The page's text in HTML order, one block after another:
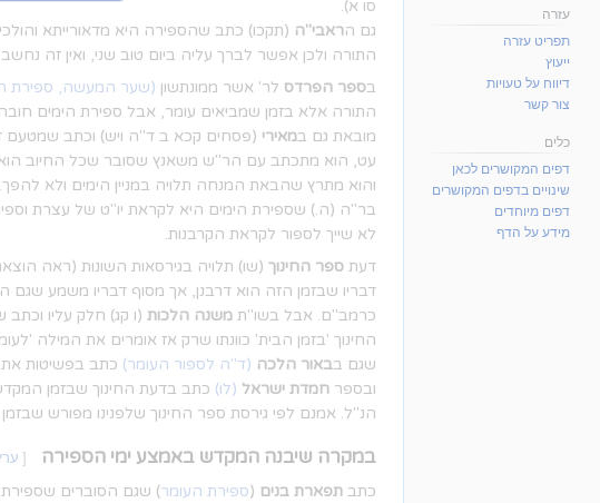
סו א).
גם הראבי"ה (תקכו) כתב שהספירה היא מדאורייתא
התורה ולכן אפשר לברך עליה ביום טוב שני, ואין זה
בספר הפרדס לר' אשר ממונתשון (שער המעשה, ספירת
התורה אלא בזמן שמביאים עומר, אבל ספירת הימים
מובאת גם במאירי (פסחים קכא ב ד"ה ויש) וכתב שמטעם
עט, הוא מתכתב עם הר"ש משאנץ שסובר שכל החיוב
והוא מתרץ שהבאת המנחה תלויה במניין הימים ולא
בר"ה (ה.) שספירת הימים היא לקראת יו"ט של עצרת
לא שייך לספור לקראת הקרבנות.
דעת ספר החינוך (שו) תלויה בגירסאות השונות (ראה
דבריו שבזמן הזה הוא דרבנן, אך מסוף דבריו משמע שגם
כרמב"ם. אבל בשו"ת משנה הלכות (ו קג) חלק עליו
החינוך 'בזמן הבית' כוונתו שרק אז אומרים את המילה
שגם בבאור הלכה (ד"ה לספור העומר) כתב בפשיטות
ובספר חמדת ישראל (לו) כתב בדעת החינוך שבזמן
הנ"ל. אמנם לפי גירסת ספר החינוך שלפנינו מפורש
במקרה שיבנה המקדש באמצע ימי הספירה [
כתב תפארת בנים (ספירת העומר) שגם הסוברים
עזרה
תפריט עזרה
ייעוץ
דיווח על טעויות
צור קשר
כלים
דפים המקושרים לכאן
שינויים בדפים המקושרים
דפים מיוחדים
מידע על הדף